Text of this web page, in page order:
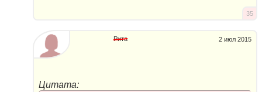
35
2 июл 2015
Рита
Цитата: